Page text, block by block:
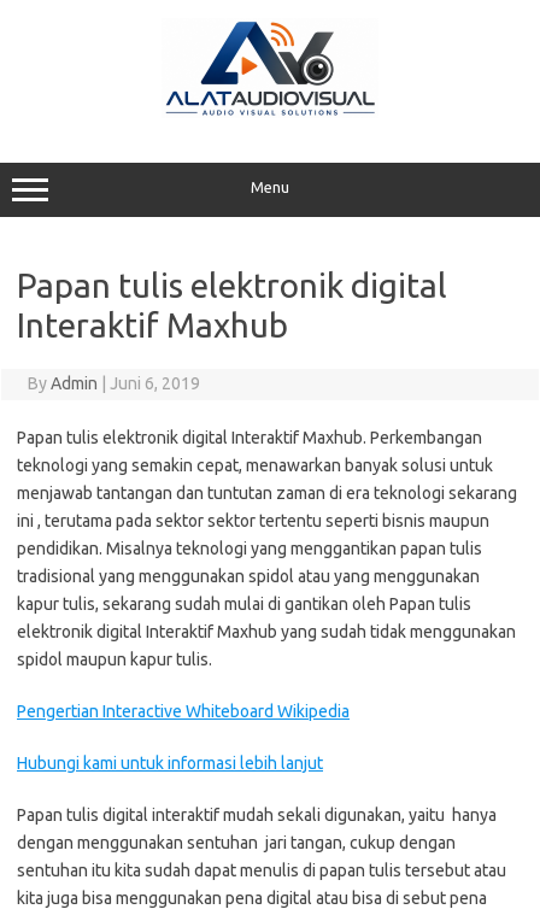
Menu
Papan tulis elektronik digital
Interaktif Maxhub
ByAdmin Juni 6, 2019
Papan tulis elektronik digital Interaktif Maxhub. Perkembangan
teknologi yang semakin cepat, menawarkan banyak solusi untuk
menjawab tantangan dan tuntutan zaman di era teknologi sekarang
ini , terutama pada sektor sektor tertentu seperti bisnis maupun
pendidikan. Misalnya teknologi yang menggantikan papan tulis
tradisional yang menggunakan spidol atau yang menggunakan
kapur tulis, sekarang sudah mulai di gantikan oleh Papan tulis
elektronik digital Interaktif Maxhub yang sudah tidak menggunakan
spidol maupun kapur tulis.
Pengertian Interactive Whiteboard Wikipedia
Hubungi kami untuk informasi lebih lanjut
Papan tulis digital interaktif mudah sekali digunakan, yaitu hanya
dengan menggunakan sentuhan jari tangan, cukup dengan
sentuhan itu kita sudah dapat menulis di papan tulis tersebut atau
kita juga bisa menggunakan pena digital atau bisa di sebut pena